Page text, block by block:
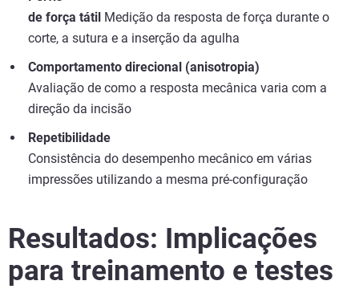
de força tátil Medição da resposta de força durante o
corte, a sutura e a inserção da agulha
Comportamento direcional (anisotropia)
Avaliação de como a resposta mecânica varia com a
direção da incisão
Repetibilidade
Consistência do desempenho mecânico em várias
impressões utilizando a mesma pré-configuração
Resultados: Implicações
para treinamento e testes